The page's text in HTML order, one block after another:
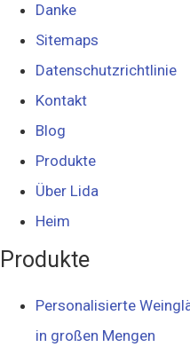
Danke
Sitemaps
Datenschutzrichtlinie
Kontakt
Blog
Produkte
Über Lida
Heim
Produkte
Personalisierte
in großen Mengen